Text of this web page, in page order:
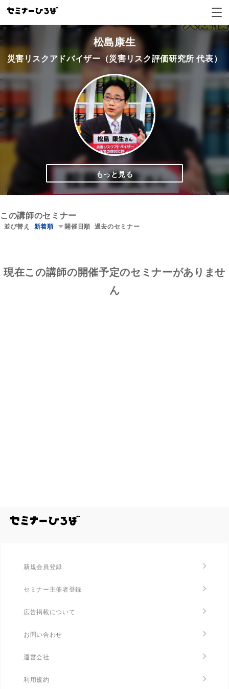
松島康生
災害リスクアドバイザー（災害リスク評価研究所 代表）
もっと見る
この講師のセミナー
並び替え 新着順 開催日順 過去のセミナー
現在この講師の開催予定のセミナーがありませ
ん
新規会員登録
セミナー主催者登録
広告掲載について
お問い合わせ
運営会社
利用規約